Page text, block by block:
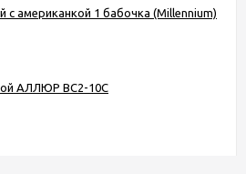
с американкой 1 бабочка (Millennium)
АЛЛЮР ВС2-10С